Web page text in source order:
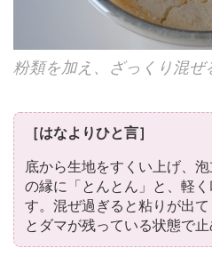
粉類を加え、ざっくり混ぜ
［はなよりひと言］
底から生地をすくい上げ、
の縁に「とんとん」と、軽
す。混ぜ過ぎると粘りが出
とダマが残っている状態で止